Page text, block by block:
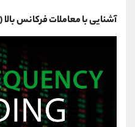
آشنایی با معاملات فرکانس بالا (HFT)